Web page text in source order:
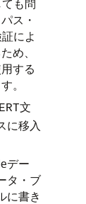
も問
ス・
によ
め、
する
。
文
に移入
デー
タ・ブ
に書き